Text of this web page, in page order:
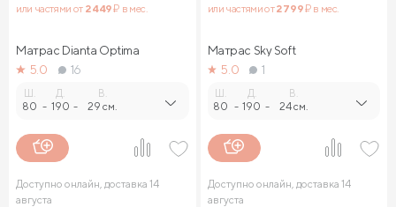
или частями от 2 449₽ в мес.
Матрас Dianta Optima
5.0
16
Ш.
80 -
Д.
190 -
В.
29 см.
Доступно онлайн, доставка 14
августа
или частями от2 799₽ в мес.
Матрас Sky Soft
5.0
1
Ш.
80 -
Д.
190 -
В.
24 см.
Доступно онлайн, доставка 14
августа